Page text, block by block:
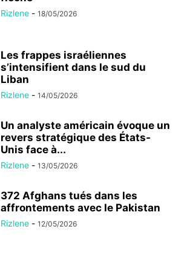
Rizlene - 18/05/2026
Les frappes israéliennes
s’intensifient dans le sud du
Liban
Rizlene - 14/05/2026
Un analyste américain évoque un
revers stratégique des États-
Unis face à...
Rizlene - 13/05/2026
372 Afghans tués dans les
affrontements avec le Pakistan
Rizlene - 12/05/2026